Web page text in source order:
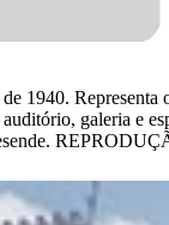
1940.
galeria e